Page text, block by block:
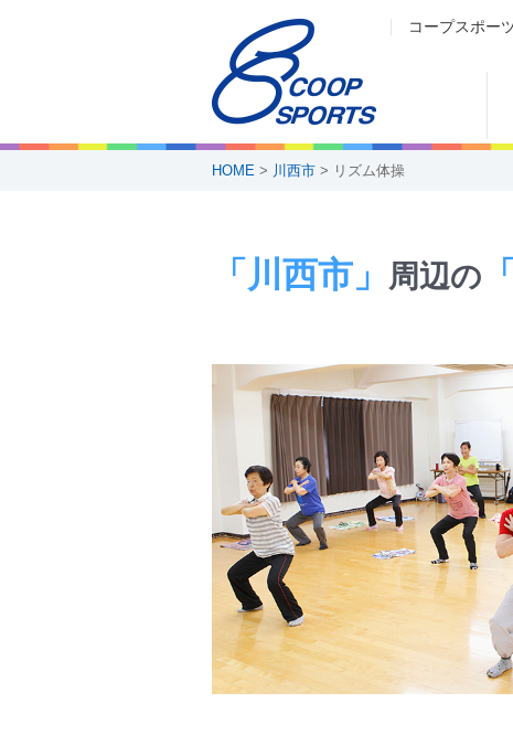
コープスポー
HOME > 川西市 > リズム体操
「川西市」 周辺の